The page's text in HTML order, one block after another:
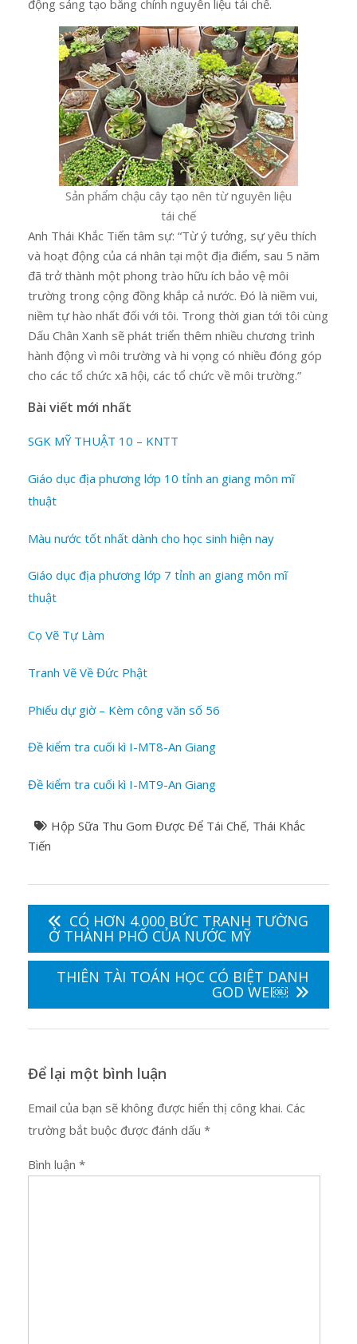
động sáng tạo bằng chính nguyên liệu tái chế.
Sản phẩm chậu cây tạo nên từ nguyên liệu
tái chế
Anh Thái Khắc Tiến tâm sự: “Từ ý tưởng, sự yêu thích
và hoạt động của cá nhân tại một địa điểm, sau 5 năm
đã trở thành một phong trào hữu ích bảo vệ môi
trường trong cộng đồng khắp cả nước. Đó là niềm vui,
niềm tự hào nhất đối với tôi. Trong thời gian tới tôi cùng
Dấu Chân Xanh sẽ phát triển thêm nhiều chương trình
hành động vì môi trường và hi vọng có nhiều đóng góp
cho các tổ chức xã hội, các tổ chức về môi trường.”
Bài viết mới nhất
SGK MỸ THUẬT 10 – KNTT
Giáo dục địa phương lớp 10 tỉnh an giang môn mĩ
thuật
Màu nước tốt nhất dành cho học sinh hiện nay
Giáo dục địa phương lớp 7 tỉnh an giang môn mĩ
thuật
Cọ Vẽ Tự Làm
Tranh Vẽ Về Đức Phật
Phiếu dự giờ – Kèm công văn số 56
Đề kiểm tra cuối kì I-MT8-An Giang
Đề kiểm tra cuối kì I-MT9-An Giang
Hộp Sữa Thu Gom Được Để Tái Chế, Thái Khắc
Tiến
hướng
bài
viết
CÓ HƠN 4.000 BỨC TRANH TƯỜNG
Ở THÀNH PHỐ CỦA NƯỚC MỸ
THIÊN TÀI TOÁN HỌC CÓ BIỆT DANH
GOD WEI￼
Để lại một bình luận
Email của bạn sẽ không được hiển thị công khai. Các
trường bắt buộc được đánh dấu *
Bình luận *